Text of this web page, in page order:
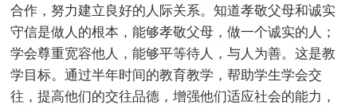
合作，努力建立良好的人际关系。知道孝敬父母和诚实
守信是做人的根本，能够孝敬父母，做一个诚实的人；
学会尊重宽容他人，能够平等待人，与人为善。这是教
学目标。通过半年时间的教育教学，帮助学生学会交
往，提高他们的交往品德，增强他们适应社会的能力，